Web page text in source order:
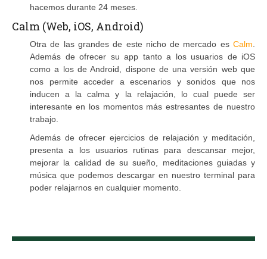
hacemos durante 24 meses.
Calm (Web, iOS, Android)
Otra de las grandes de este nicho de mercado es Calm
Además de ofrecer su app tanto a los usuarios de iOS
como a los de Android, dispone de una versión web que
nos permite acceder a escenarios y sonidos que nos
inducen a la calma y la relajación, lo cual puede ser
interesante en los momentos más estresantes de nuestro
trabajo.
Además de ofrecer ejercicios de relajación y meditación,
presenta a los usuarios rutinas para descansar mejor,
mejorar la calidad de su sueño, meditaciones guiadas y
música que podemos descargar en nuestro terminal para
poder relajarnos en cualquier momento.